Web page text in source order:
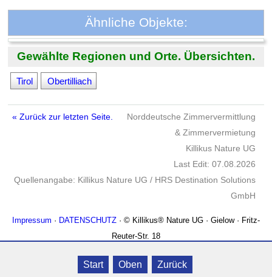
Ähnliche Objekte:
Gewählte Regionen und Orte. Übersichten.
Tirol Obertilliach
« Zurück zur letzten Seite.
Norddeutsche Zimmervermittlung
& Zimmervermietung
Killikus Nature UG
Last Edit: 07.08.2026
Quellenangabe: Killikus Nature UG / HRS Destination Solutions
GmbH
Impressum · DATENSCHUTZ · © Killikus® Nature UG · Gielow · Fritz-
Reuter-Str. 18
Start Oben Zurück